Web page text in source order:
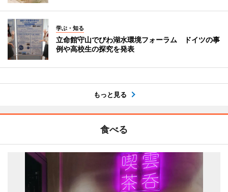
学ぶ・知る
立命館守山でびわ湖水環境フォーラム ドイツの事
例や高校生の探究を発表
もっと見る
食べる